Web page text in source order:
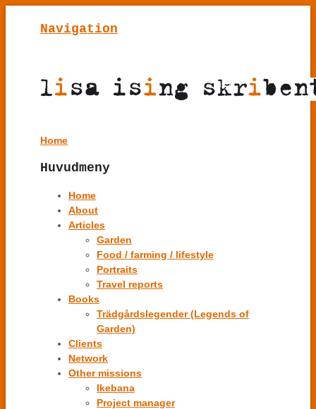
Navigation
Home
Huvudmeny
Home
About
Articles
Garden
Food / farming / lifestyle
Portraits
Travel reports
Books
Trädgårdslegender (Legends of
Garden)
Clients
Network
Other missions
Ikebana
Project manager